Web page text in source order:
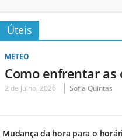
Úteis
METEO
Como enfrentar as
2 de Julho, 2026 Sofia Quintas
Mudança da hora para o